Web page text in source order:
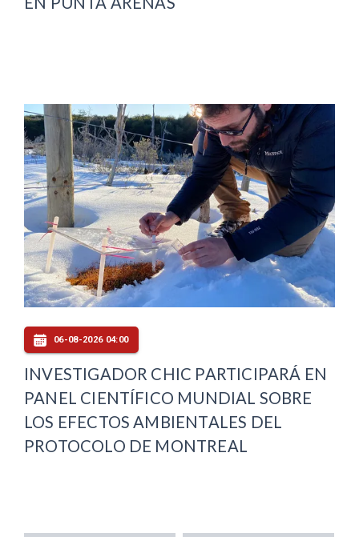
06-08-2026 04:00
INVESTIGADOR CHIC PARTICIPARÁ EN
PANEL CIENTÍFICO MUNDIAL SOBRE
LOS EFECTOS AMBIENTALES DEL
PROTOCOLO DE MONTREAL